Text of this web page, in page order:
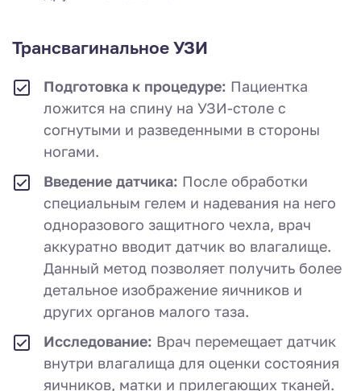
Трансвагинальное УЗИ
Подготовка к процедуре: Пациентка
ложится на спину на УЗИ-столе с
согнутыми и разведенными в стороны
ногами.
Введение датчика: После обработки
специальным гелем и надевания на него
одноразового защитного чехла, врач
аккуратно вводит датчик во влагалище.
Данный метод позволяет получить более
детальное изображение яичников и
других органов малого таза.
Исследование: Врач перемещает датчик
внутри влагалища для оценки состояния
яичников, матки и прилегающих тканей.